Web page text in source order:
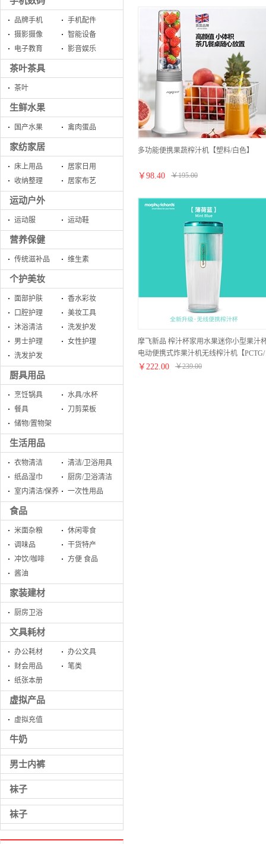
品牌手机
手机配件
摄影摄像
智能设备
电子教育
影音娱乐
茶叶茶具
茶叶
生鲜水果
国产水果 禽肉蛋品
家纺家居
床上用品
居家日用
收纳整理
居家布艺
运动户外
运动服 运动鞋
营养保健
传统滋补品 维生素
个护美妆
面部护肤
香水彩妆
口腔护理
美妆工具
沐浴清洁
洗发护发
男士护理
女性护理
洗发护发
厨具用品
烹饪锅具
水具/水杯
餐具
刀剪菜板
储物/置物架
生活用品
衣物清洁
清洁/卫浴用具
纸品湿巾
厨房/卫浴清洁
室内清洁/保养
一次性用品
食品
米面杂粮
休闲零食
调味品
干货特产
冲饮/咖啡
方便 食品
酱油
家装建材
厨房卫浴
文具耗材
办公耗材
办公文具
财会用品
笔类
纸张本册
虚拟产品
虚拟充值
牛奶
男士内裤
袜子
袜子
多功能便携果蔬榨汁机【塑料/白色】
￥ 98.40 ￥195.00
摩飞新品 榨汁杯家用水果迷你小型果汁
电动便携式炸果汁机无线榨汁机【PCTG/
薄荷蓝】
￥ 222.00 ￥239.00